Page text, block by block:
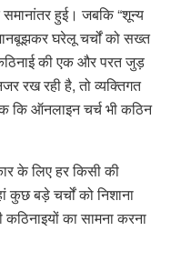
समानांतर हुई। जबकि “शून्य
घरेलू चर्चों को सख्त
की एक और परत जुड़
रख रही है, तो व्यक्तिगत
​​कि ऑनलाइन चर्च भी कठिन
के लिए हर किसी की
कुछ बड़े चर्चों को निशाना
कठिनाइयों का सामना करना